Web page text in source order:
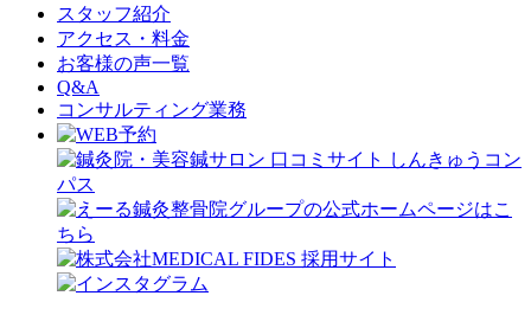
スタッフ紹介
アクセス・料金
お客様の声一覧
Q&A
コンサルティング業務